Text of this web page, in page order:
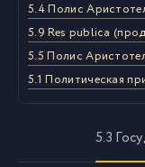
5.4 Полис
5.9 Res publica
5.5 Полис
5.1 Политическая
5.3